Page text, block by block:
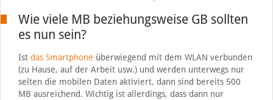
Wie viele MB beziehungsweise GB sollten
es nun sein?
Ist das Smartphone überwiegend mit dem WLAN verbunden
(zu Hause, auf der Arbeit usw.) und werden unterwegs nur
selten die mobilen Daten aktiviert, dann sind bereits 500
MB ausreichend. Wichtig ist allerdings, dass dann nur